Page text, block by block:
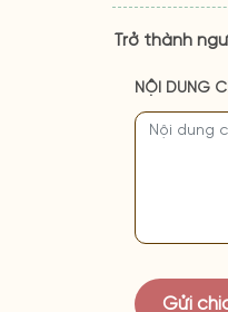
Trở thành
NỘI DUNG